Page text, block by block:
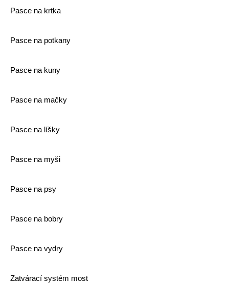
Pasce na krtka
Pasce na potkany
Pasce na kuny
Pasce na mačky
Pasce na líšky
Pasce na myši
Pasce na psy
Pasce na bobry
Pasce na vydry
Zatvárací systém most